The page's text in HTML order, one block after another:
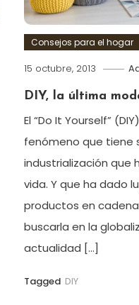
Consejos para el hogar
15 octubre, 2013
DIY, la última
El “Do It Yourself”
fenómeno que tiene
industrialización que
vida. Y que ha dado
productos en
buscarla en la
actualidad […]
Tagged DIY